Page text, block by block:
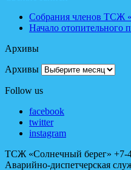
Собрания членов ТСЖ
Начало отопительного
Архивы
Архивы
Follow us
facebook
twitter
instagram
ТСЖ «Солнечный берег» +7-
Аварийно-диспетчерская